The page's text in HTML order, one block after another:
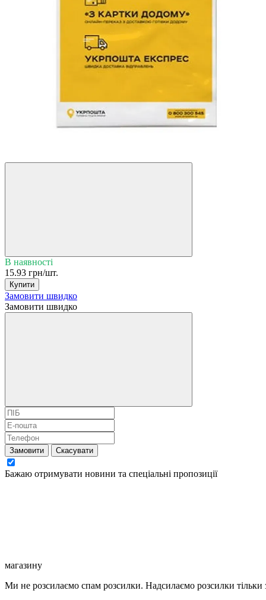
В наявності
15.93 грн/шт.
Купити
Замовити швидко
Замовити швидко
Замовити Скасувати
Бажаю отримувати новини та спеціальні пропозиції
магазину
Ми не розсилаємо спам розсилки. Надсилаємо розсилки тільки